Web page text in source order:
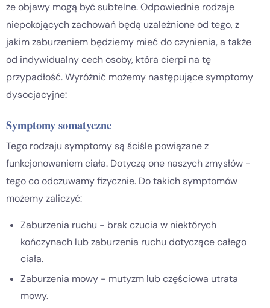
że objawy mogą być subtelne. Odpowiednie rodzaje
niepokojących zachowań będą uzależnione od tego, z
jakim zaburzeniem będziemy mieć do czynienia, a także
od indywidualny cech osoby, która cierpi na tę
przypadłość. Wyróżnić możemy następujące symptomy
dysocjacyjne:
Symptomy somatyczne
Tego rodzaju symptomy są ściśle powiązane z
funkcjonowaniem ciała. Dotyczą one naszych zmysłów -
tego co odczuwamy fizycznie. Do takich symptomów
możemy zaliczyć:
Zaburzenia ruchu - brak czucia w niektórych
kończynach lub zaburzenia ruchu dotyczące całego
ciała.
Zaburzenia mowy - mutyzm lub częściowa utrata
mowy.